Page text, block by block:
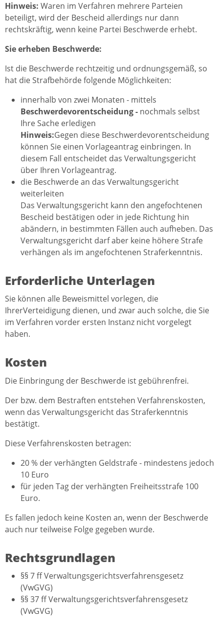
Hinweis: Waren im Verfahren mehrere Parteien
beteiligt, wird der Bescheid allerdings nur dann
rechtskräftig, wenn keine Partei Beschwerde erhebt.
Sie erheben Beschwerde:
Ist die Beschwerde rechtzeitig und ordnungsgemäß, so
hat die Strafbehörde folgende Möglichkeiten:
innerhalb von zwei Monaten - mittels
Beschwerdevorentscheidung - nochmals selbst
Ihre Sache erledigen
Hinweis:Gegen diese Beschwerdevorentscheidung
können Sie einen Vorlageantrag einbringen. In
diesem Fall entscheidet das Verwaltungsgericht
über Ihren Vorlageantrag.
die Beschwerde an das Verwaltungsgericht
weiterleiten
Das Verwaltungsgericht kann den angefochtenen
Bescheid bestätigen oder in jede Richtung hin
abändern, in bestimmten Fällen auch aufheben. Das
Verwaltungsgericht darf aber keine höhere Strafe
verhängen als im angefochtenen Straferkenntnis.
Erforderliche Unterlagen
Sie können alle Beweismittel vorlegen, die
IhrerVerteidigung dienen, und zwar auch solche, die Sie
im Verfahren vorder ersten Instanz nicht vorgelegt
haben.
Kosten
Die Einbringung der Beschwerde ist gebührenfrei.
Der bzw. dem Bestraften entstehen Verfahrenskosten,
wenn das Verwaltungsgericht das Straferkenntnis
bestätigt.
Diese Verfahrenskosten betragen:
20 % der verhängten Geldstrafe - mindestens jedoch
10 Euro
für jeden Tag der verhängten Freiheitsstrafe 100
Euro.
Es fallen jedoch keine Kosten an, wenn der Beschwerde
auch nur teilweise Folge gegeben wurde.
Rechtsgrundlagen
§§ 7 ff Verwaltungsgerichtsverfahrensgesetz
(VwGVG)
§§ 37 ff Verwaltungsgerichtsverfahrensgesetz
(VwGVG)